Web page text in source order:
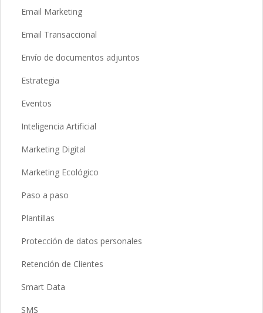
Email Marketing
Email Transaccional
Envío de documentos adjuntos
Estrategia
Eventos
Inteligencia Artificial
Marketing Digital
Marketing Ecológico
Paso a paso
Plantillas
Protección de datos personales
Retención de Clientes
Smart Data
SMS